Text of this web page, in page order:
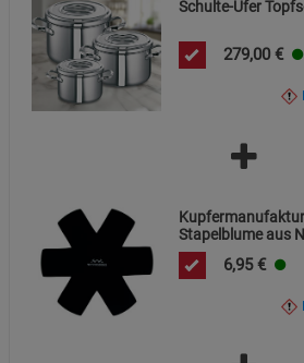
Schulte-Ufer
279,00 €
Stapelblume aus
6,95 €